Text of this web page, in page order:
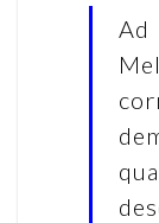
Ad